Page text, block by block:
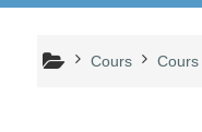
Cours Cours